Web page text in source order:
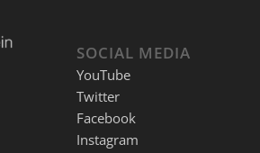
SOCIAL MEDIA
YouTube
Twitter
Facebook
Instagram